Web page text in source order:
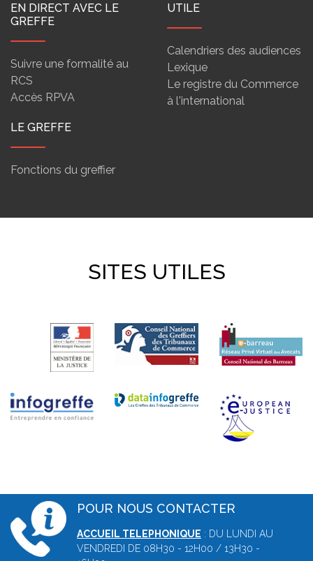
EN DIRECT AVEC LE
GREFFE
Suivre une formalité au
RCS
Accès RPVA
UTILE
Calendriers des audiences
Lexique
Le registre du Commerce
à l'international
LE GREFFE
Fonctions du greffier
SITES UTILES
POUR NOUS CONTACTER
ACCUEIL TELEPHONIQUE : DU LUNDI AU
VENDREDI DE 08H30 - 12H00 / 13H30 -